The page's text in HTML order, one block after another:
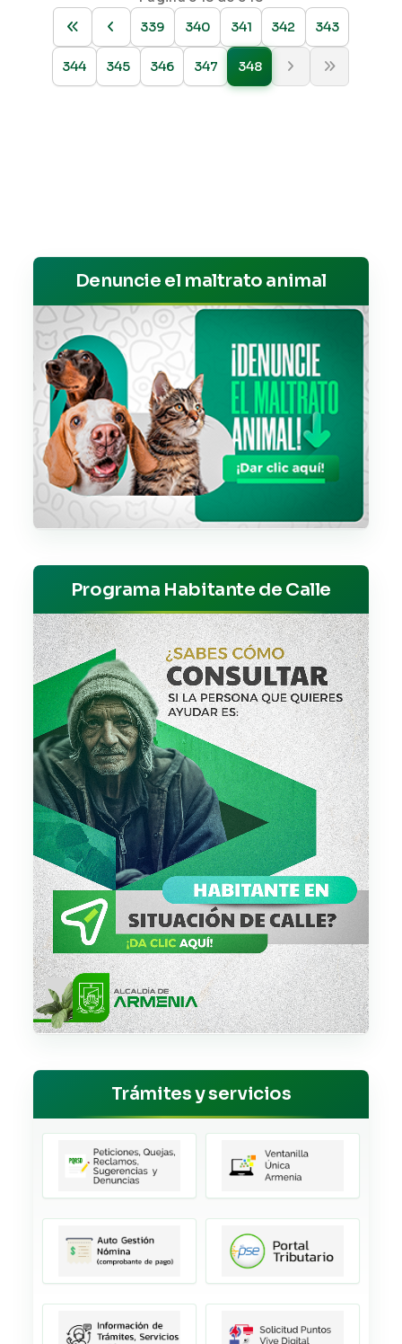
339
340 341 342 343
344 345 346 347 348
Denuncie el maltrato animal
Programa Habitante de Calle
Trámites y servicios